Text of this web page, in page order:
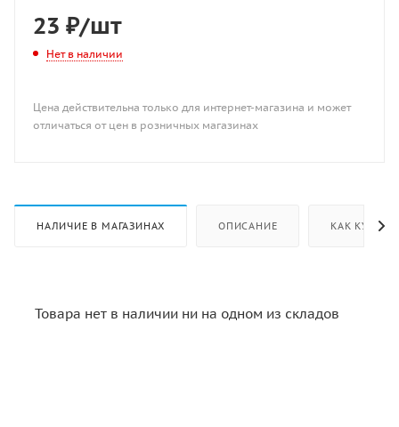
23 ₽/шт
Нет в наличии
Цена действительна только для интернет-магазина и может
отличаться от цен в розничных магазинах
НАЛИЧИЕ В МАГАЗИНАХ ОПИСАНИЕ КАК КУПИТЬ
Товара нет в наличии ни на одном из складов